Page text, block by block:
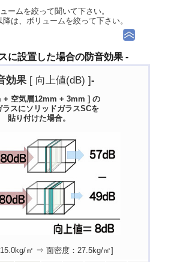
ームを絞って聞いて下さい。
は、ボリュームを絞って下さい。
に設置した場合の防音効果 -
効果 [ 向上値(dB) ]-
+ 空気層12mm + 3mm ] の
ラスにソリッドガラスSCを
貼り付けた場合。
㎡ ⇒ 面密度：27.5kg/㎡]